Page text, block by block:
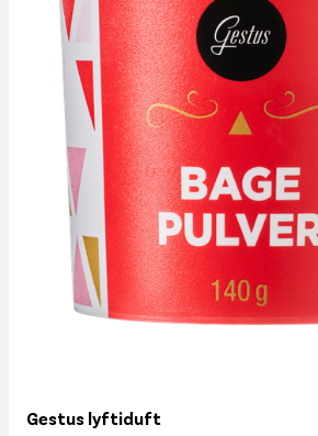
Gestus lyftiduft